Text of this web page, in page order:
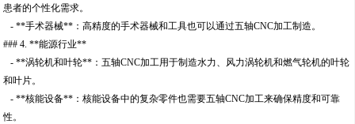
患者的个性化需求。
- **手术器械**：高精度的手术器械和工具也可以通过五轴CNC加工制造。
### 4. **能源行业**
- **涡轮机和叶轮**：五轴CNC加工用于制造水力、风力涡轮机和燃气轮机的叶轮
和叶片。
- **核能设备**：核能设备中的复杂零件也需要五轴CNC加工来确保精度和可靠
性。